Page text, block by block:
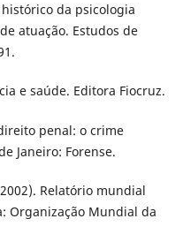
da psicologia
atuação. Estudos de
e saúde. Editora Fiocruz.
penal: o crime
Janeiro: Forense.
Relatório mundial
Organização Mundial da